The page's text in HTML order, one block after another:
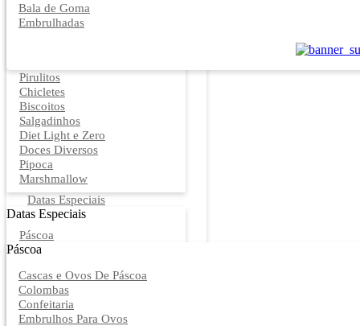
Bala de Goma
Embrulhadas
Pirulitos
Chicletes
Biscoitos
Salgadinhos
Diet Light e Zero
Doces Diversos
Pipoca
Marshmallow
Datas Especiais
Datas Especiais
Páscoa
Páscoa
Cascas e Ovos De Páscoa
Colombas
Confeitaria
Embrulhos Para Ovos